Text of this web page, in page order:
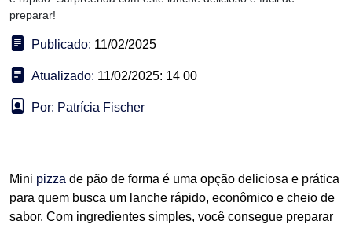
preparar!
Publicado: 11/02/2025
Atualizado: 11/02/2025: 14 00
Por: Patrícia Fischer
Mini pizza de pão de forma é uma opção deliciosa e prática
para quem busca um lanche rápido, econômico e cheio de
sabor. Com ingredientes simples, você consegue preparar